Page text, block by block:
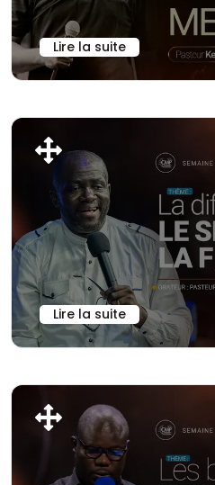
Lire la suite
Lire la suite